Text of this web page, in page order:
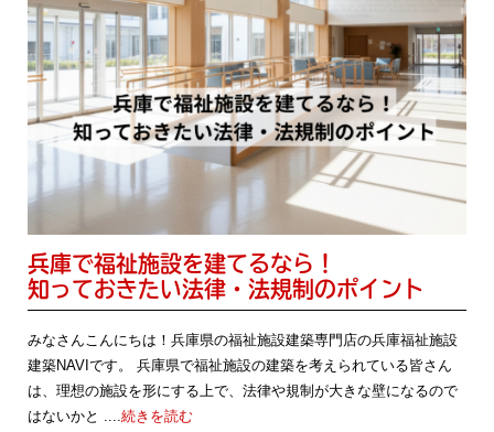
兵庫で福祉施設を建てるなら！
知っておきたい法律・法規制のポイント
みなさんこんにちは！兵庫県の福祉施設建築専門店の兵庫福祉施設
建築NAVIです。 兵庫県で福祉施設の建築を考えられている皆さん
は、理想の施設を形にする上で、法律や規制が大きな壁になるので
はないかと ....続きを読む